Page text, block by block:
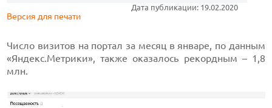
Дата публикации: 19.02.2020
Версия для печати
Число визитов на портал за месяц в январе, по данным
«Яндекс.Метрики», также оказалось рекордным – 1,8
млн.